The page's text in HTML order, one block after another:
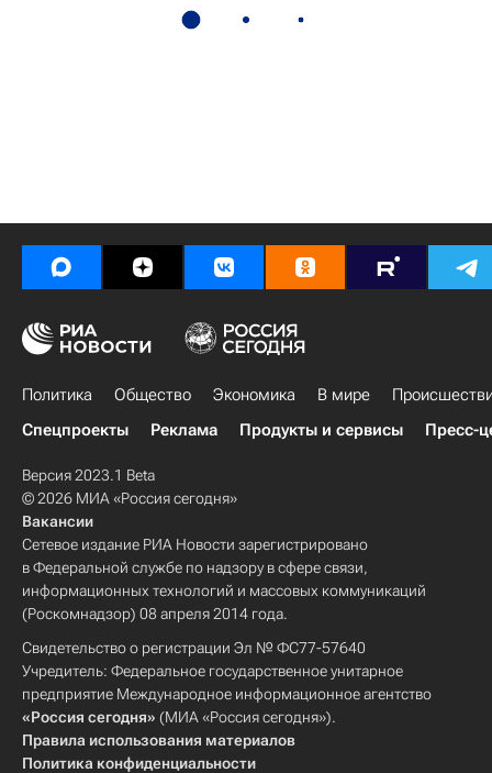
Политика Общество Экономика В мире
Спецпроекты
Реклама Продукты и сервисы Пресс-
Версия 2023.1 Beta
© 2026 МИА «Россия сегодня»
Вакансии
Сетевое издание РИА Новости зарегистрировано
в Федеральной службе по надзору в сфере связи,
информационных технологий и массовых коммуникаций
(Роскомнадзор) 08 апреля 2014 года.
Свидетельство о регистрации Эл № ФС77-57640
Учредитель: Федеральное государственное унитарное
предприятие Международное информационное агентство
«Россия сегодня» (МИА «Россия сегодня»).
Правила использования материалов
Политика конфиденциальности